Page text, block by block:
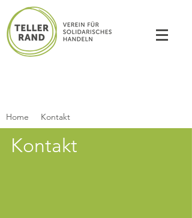
Home Kontakt
Kontakt